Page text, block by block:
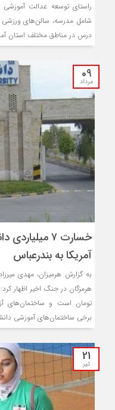
درس در مناطق مختلف استان
09
مرداد
خسارت ۷
آمریکا به بندرعباس
به گزارش هرمیزان، مهدی
تومان است و ساختمان‌های
برخی ساختمان‌های آموزشی
21
تیر